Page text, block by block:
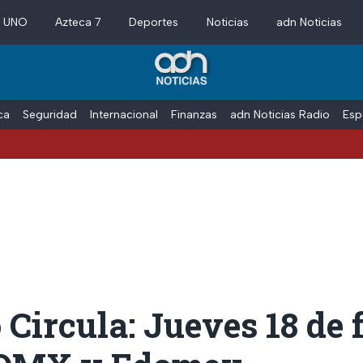
Azteca 7 Deportes Noticias adn Noticias
Seguridad Internacional Finanzas adn Noticias Radio
Jueves 18 de